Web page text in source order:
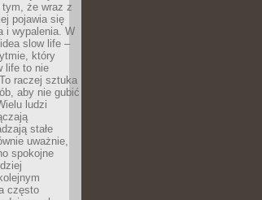
tym, że wraz z
pojawia się
i wypalenia. W
slow life –
który
life to nie
raczej sztuka
aby nie gubić
ludzi
stałe
uważnie,
spokojne
często